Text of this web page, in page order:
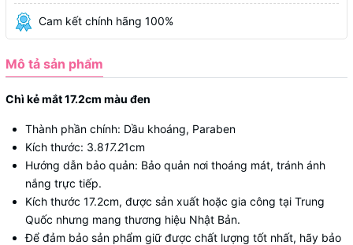
Cam kết chính hãng 100%
Mô tả sản phẩm
Chì kẻ mắt 17.2cm màu đen
Thành phần chính: Dầu khoáng, Paraben
Kích thước: 3.817.21cm
Hướng dẫn bảo quản: Bảo quản nơi thoáng mát, tránh ánh
nắng trực tiếp.
Kích thước 17.2cm, được sản xuất hoặc gia công tại Trung
Quốc nhưng mang thương hiệu Nhật Bản.
Để đảm bảo sản phẩm giữ được chất lượng tốt nhất, hãy bảo